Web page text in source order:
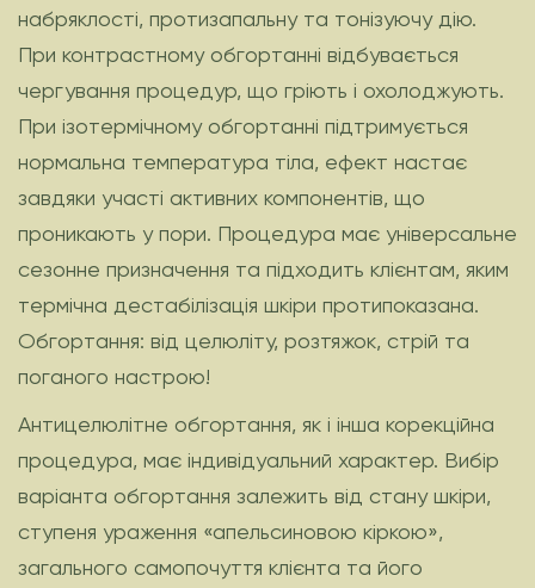
набряклості, протизапальну та тонізуючу дію.
При контрастному обгортанні відбувається
чергування процедур, що гріють і охолоджують.
При ізотермічному обгортанні підтримується
нормальна температура тіла, ефект настає
завдяки участі активних компонентів, що
проникають у пори. Процедура має універсальне
сезонне призначення та підходить клієнтам, яким
термічна дестабілізація шкіри протипоказана.
Обгортання: від целюліту, розтяжок, стрій та
поганого настрою!
Антицелюлітне обгортання, як і інша корекційна
процедура, має індивідуальний характер. Вибір
варіанта обгортання залежить від стану шкіри,
ступеня ураження «апельсиновою кіркою»,
загального самопочуття клієнта та його